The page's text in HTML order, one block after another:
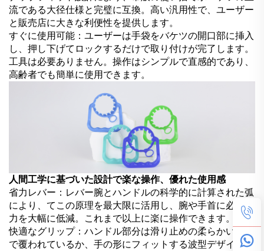
流である大径仕様と完璧に互換。高い汎用性で、ユーザー
と販売店に大きな利便性を提供します。
すぐに使用可能：ユーザーは手袋をバケツの開口部に挿入
し、押し下げてロックするだけで取り付けが完了します。
工具は必要ありません。操作はシンプルで直感的であり、
高齢者でも簡単に使用できます。
人間工学に基づいた設計で楽な操作、優れた使用感
省力レバー：レバー腕とハンドルの科学的に計算された弧
により、てこの原理を最大限に活用し、腕や手首に必要な
力を大幅に低減。これまで以上に楽に操作できます。
快適なグリップ：ハンドル部分は滑り止めの柔らかいゴム
で覆われているか、手の形にフィットする波型デザインを